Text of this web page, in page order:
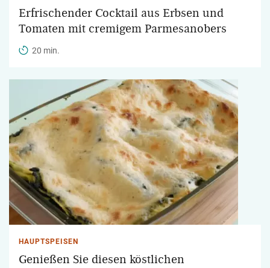
Erfrischender Cocktail aus Erbsen und
Tomaten mit cremigem Parmesanobers
20 min.
HAUPTSPEISEN
Genießen Sie diesen köstlichen